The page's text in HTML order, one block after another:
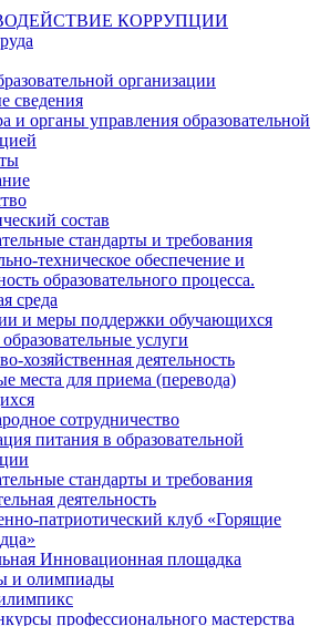
КОРРУПЦИИ
организации
сведения
и органы управления образовательной
состав
стандарты и требования
техническое обеспечение и
образовательного процесса.
среда
и меры поддержки обучающихся
услуги
хозяйственная деятельность
места для приема (перевода)
сотрудничество
питания в образовательной
стандарты и требования
деятельность
патриотический клуб «Горящие
Инновационная площадка
и олимпиады
профессионального мастерства